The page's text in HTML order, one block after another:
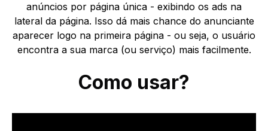
anúncios por página única - exibindo os ads na
lateral da página. Isso dá mais chance do anunciante
aparecer logo na primeira página - ou seja, o usuário
encontra a sua marca (ou serviço) mais facilmente.
Como usar?